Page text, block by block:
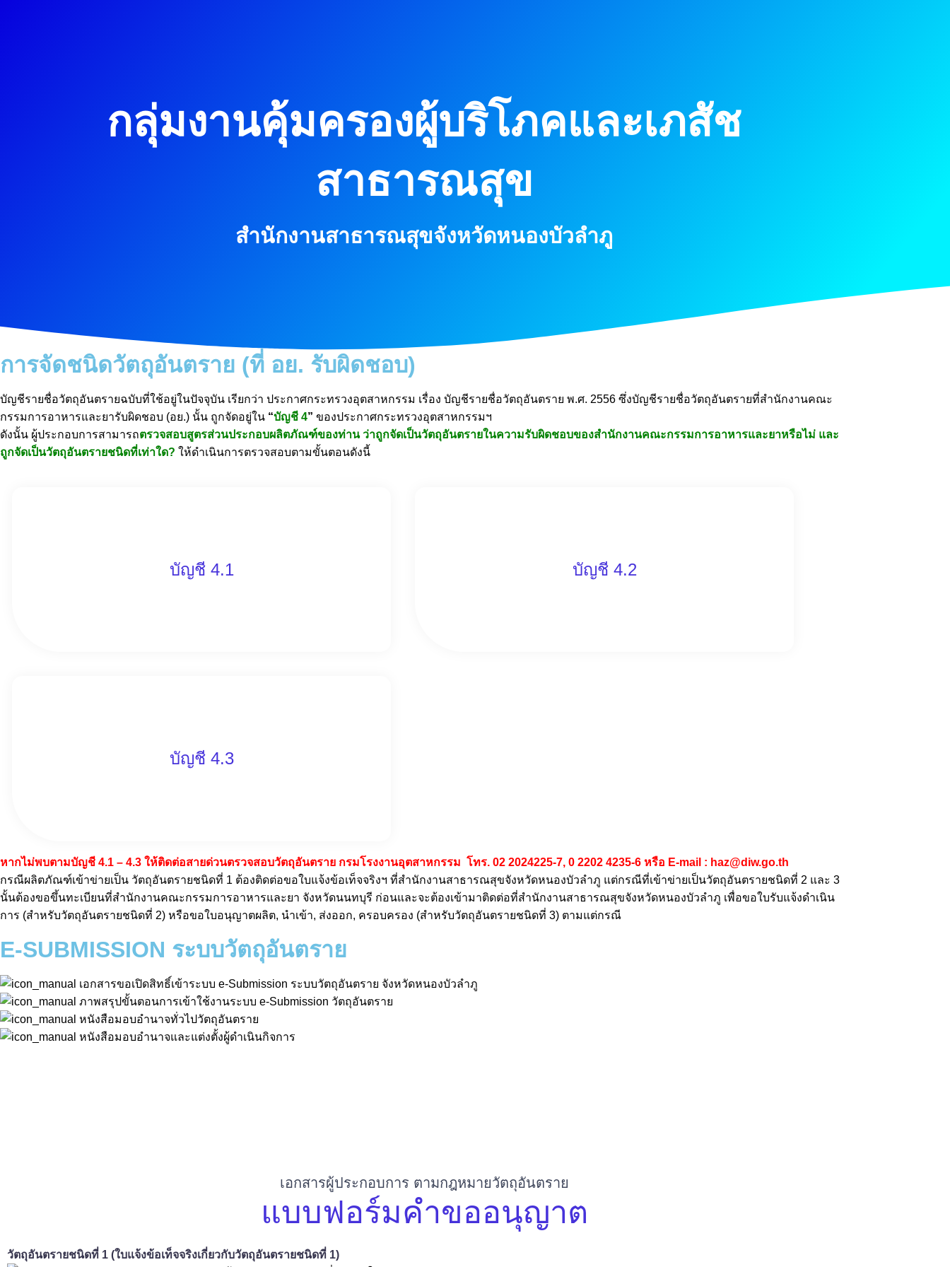
กลุ่มงานคุ้มครองผู้บริโภคและเภสัช
สาธารณสุข
สำนักงานสาธารณสุขจังหวัดหนองบัวลำภู
การจัดชนิดวัตถุอันตราย (ที่ อย. รับผิดชอบ)
บัญชีรายชื่อวัตถุอันตรายฉบับที่ใช้อยู่ในปัจจุบัน เรียกว่า ประกาศกระทรวงอุตสาหกรรม เรื่อง บัญชีรายชื่อวัตถุอันตราย พ.ศ. 2556 ซึ่งบัญชีรายชื่อวัตถุอันตรายที่สำนักงานคณะ
กรรมการอาหารและยารับผิดชอบ (อย.) นั้น ถูกจัดอยู่ใน “บัญชี 4” ของประกาศกระทรวงอุตสาหกรรมฯ
ดังนั้น ผู้ประกอบการสามารถตรวจสอบสูตรส่วนประกอบผลิตภัณฑ์ของท่าน ว่าถูกจัดเป็นวัตถุอันตรายในความรับผิดชอบของสำนักงานคณะกรรมการอาหารและยาหรือไม่ และ
ถูกจัดเป็นวัตถุอันตรายชนิดที่เท่าใด? ให้ดำเนินการตรวจสอบตามขั้นตอนดังนี้
บัญชี 4.1 บัญชี 4.2
บัญชี 4.3
หากไม่พบตามบัญชี 4.1 – 4.3 ให้ติดต่อสายด่วนตรวจสอบวัตถุอันตราย กรมโรงงานอุตสาหกรรม โทร. 02 2024225-7, 0 2202 4235-6 หรือ E-mail : haz@diw.go.th
กรณีผลิตภัณฑ์เข้าข่ายเป็น วัตถุอันตรายชนิดที่ 1 ต้องติดต่อขอใบแจ้งข้อเท็จจริงฯ ที่สำนักงานสาธารณสุขจังหวัดหนองบัวลำภู แต่กรณีที่เข้าข่ายเป็นวัตถุอันตรายชนิดที่ 2 และ 3
นั้นต้องขอขึ้นทะเบียนที่สำนักงานคณะกรรมการอาหารและยา จังหวัดนนทบุรี ก่อนและจะต้องเข้ามาติดต่อที่สำนักงานสาธารณสุขจังหวัดหนองบัวลำภู เพื่อขอใบรับแจ้งดำเนิน
การ (สำหรับวัตถุอันตรายชนิดที่ 2) หรือขอใบอนุญาตผลิต, นำเข้า, ส่งออก, ครอบครอง (สำหรับวัตถุอันตรายชนิดที่ 3) ตามแต่กรณี
E-SUBMISSION ระบบวัตถุอันตราย
เอกสารขอเปิดสิทธิ์เข้าระบบ e-Submission ระบบวัตถุอันตราย จังหวัดหนองบัวลำภู
ภาพสรุปขั้นตอนการเข้าใช้งานระบบ e-Submission วัตถุอันตราย
หนังสือมอบอำนาจทั่วไปวัตถุอันตราย
หนังสือมอบอำนาจและแต่งตั้งผู้ดำเนินกิจการ
เอกสารผู้ประกอบการ ตามกฎหมายวัตถุอันตราย
แบบฟอร์มคำขออนุญาต
วัตถุอันตรายชนิดที่ 1 (ใบแจ้งข้อเท็จจริงเกี่ยวกับวัตถุอันตรายชนิดที่ 1)